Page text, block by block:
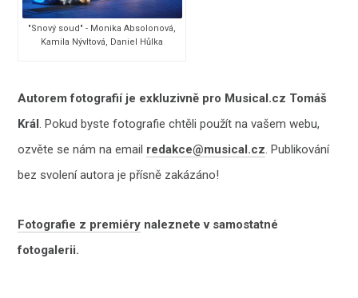
"Snový soud" - Monika Absolonová,
Kamila Nývltová, Daniel Hůlka
Autorem fotografií je exkluzivně pro Musical.cz Tomáš
Král. Pokud byste fotografie chtěli použít na vašem webu,
ozvěte se nám na email redakce@musical.cz. Publikování
bez svolení autora je přísně zakázáno!
Fotografie z premiéry naleznete v samostatné
fotogalerii.